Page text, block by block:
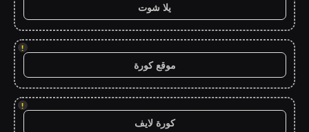
يلا شوت
!
موقع كورة
!
كورة لايف